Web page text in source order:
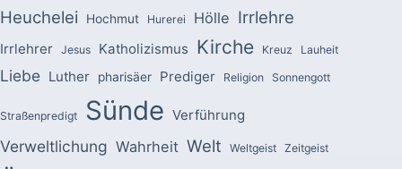
Heuchelei Hochmut Hurerei Hölle Irrlehre
Irrlehrer Jesus Katholizismus Kirche Kreuz Lauheit
Liebe Luther pharisäer Prediger Religion Sonnengott
Straßenpredigt Sünde Verführung
Verweltlichung Wahrheit Welt Weltgeist Zeitgeist